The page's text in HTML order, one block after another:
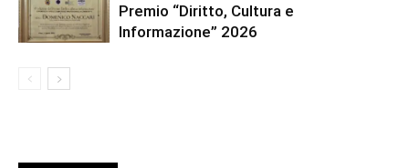
Premio “Diritto, Cultura e
Informazione” 2026